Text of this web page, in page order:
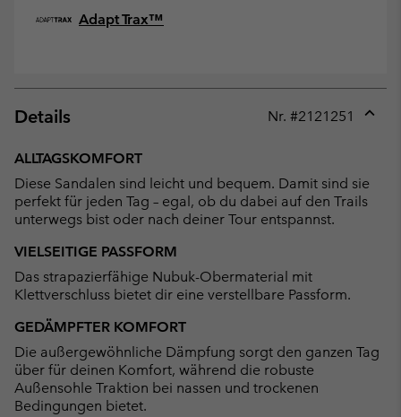
Adapt Trax™
Details Nr. #2121251
ALLTAGSKOMFORT
Diese Sandalen sind leicht und bequem. Damit sind sie
perfekt für jeden Tag – egal, ob du dabei auf den Trails
unterwegs bist oder nach deiner Tour entspannst.
VIELSEITIGE PASSFORM
Das strapazierfähige Nubuk-Obermaterial mit
Klettverschluss bietet dir eine verstellbare Passform.
GEDÄMPFTER KOMFORT
Die außergewöhnliche Dämpfung sorgt den ganzen Tag
über für deinen Komfort, während die robuste
Außensohle Traktion bei nassen und trockenen
Bedingungen bietet.